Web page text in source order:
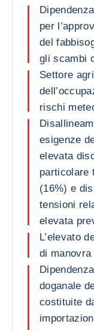
per
del
gli scambi
Settore
rischi
esigenze
elevata
particolare
(16%) e
tensioni
elevata
L’elevato
di
doganale
costituite